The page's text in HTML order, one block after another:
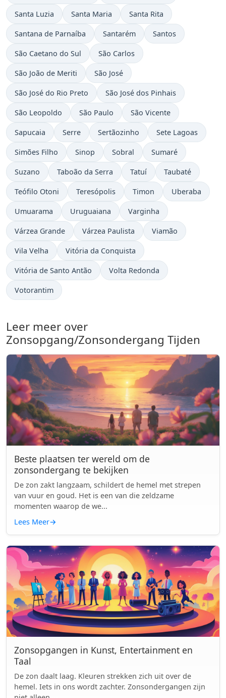
Santa Luzia Santa Maria Santa Rita
Santana de Parnaíba Santarém Santos
São Caetano do Sul São Carlos
São João de Meriti São José
São José do Rio Preto São José dos Pinhais
São Leopoldo São Paulo São Vicente
Sapucaia Serre Sertãozinho Sete Lagoas
Simões Filho Sinop Sobral Sumaré
Suzano Taboão da Serra Tatuí Taubaté
Teófilo Otoni Teresópolis Timon Uberaba
Umuarama Uruguaiana Varginha
Várzea Grande Várzea Paulista Viamão
Vila Velha Vitória da Conquista
Vitória de Santo Antão Volta Redonda
Votorantim
Leer meer over
Zonsopgang/Zonsondergang Tijden
Beste plaatsen ter wereld om de
zonsondergang te bekijken
De zon zakt langzaam, schildert de hemel met strepen
van vuur en goud. Het is een van die zeldzame
momenten waarop de we...
Lees Meer→
Zonsopgangen in Kunst, Entertainment en
Taal
De zon daalt laag. Kleuren strekken zich uit over de
hemel. Iets in ons wordt zachter. Zonsondergangen zijn